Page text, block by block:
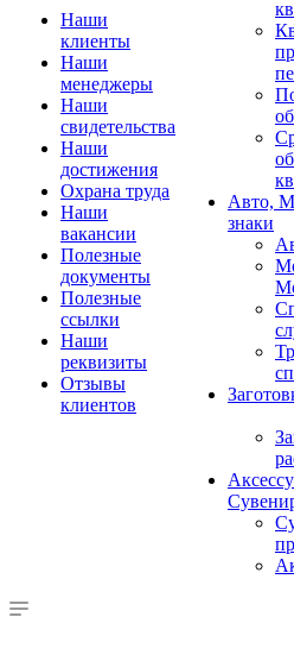
Наши
клиенты
Наши
менеджеры
Наши
свидетельства
Наши
достижения
Охрана труда
Наши
вакансии
Полезные
документы
Полезные
ссылки
Наши
реквизиты
Отзывы
клиентов
Авто,
знаки